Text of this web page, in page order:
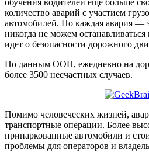
обучения водителей еще больше
количество аварий с участием
автомобилей. Но каждая авария
никогда не можем останавливаться
идет о безопасности дорожного
По данным ООН, ежедневно на
более 3500 несчастных случаев.
Помимо человеческих жизней,
транспортные операции. Более
припаркованные автомобили и
проблемы для операторов и